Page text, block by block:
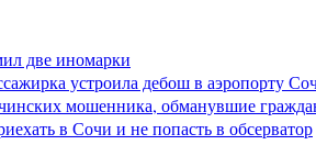
две иномарки
устроила дебош в аэропорту
мошенника, обманувшие
в Сочи и не попасть в обсерватор